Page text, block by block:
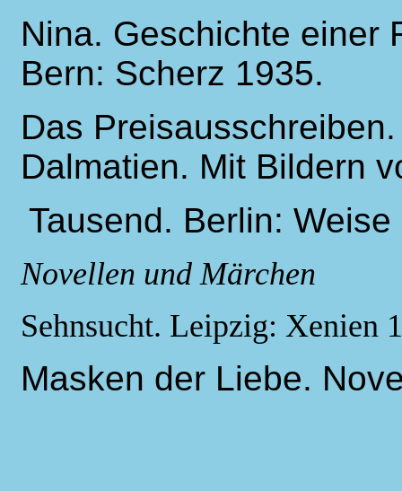
Nina. Geschichte einer
Bern: Scherz 1935.
Das
Dalmatien. Mit Bildern
Tausend. Berlin:
Novellen und Märchen
Sehnsucht. Leipzig: Xenien
Masken der Liebe.